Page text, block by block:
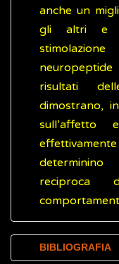
anche un
gli altri e
risultati
dimostrano,
sull’affetto
reciproca
BIBLIOGRAFIA